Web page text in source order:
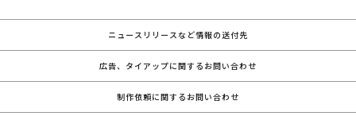
ニュースリリースなど情報の送付先
広告、タイアップに関するお問い合わせ
制作依頼に関するお問い合わせ